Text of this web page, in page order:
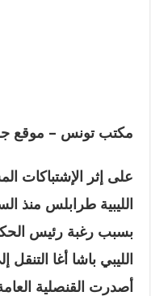
مكتب تونس – موقع
على إثر الإشتباكات
الليبية طرابلس منذ
بسبب رغبة رئيس
الليبي باشا أغا
أصدرت القنصلية